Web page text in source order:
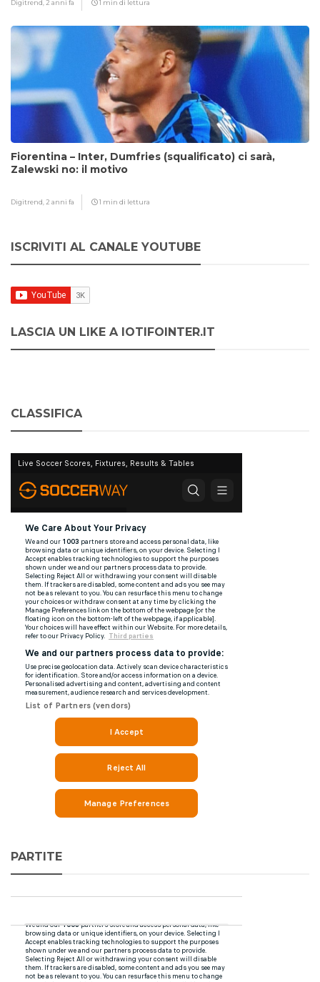
Digitrend, 2 anni fa 1 min di lettura
Fiorentina – Inter, Dumfries (squalificato) ci sarà,
Zalewski no: il motivo
Digitrend, 2 anni fa 1 min di lettura
ISCRIVITI AL CANALE YOUTUBE
LASCIA UN LIKE A IOTIFOINTER.IT
CLASSIFICA
PARTITE